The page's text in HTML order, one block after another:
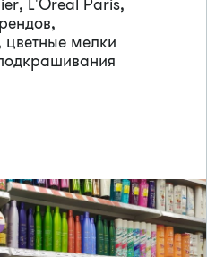
L'Oreal Paris,
мелки